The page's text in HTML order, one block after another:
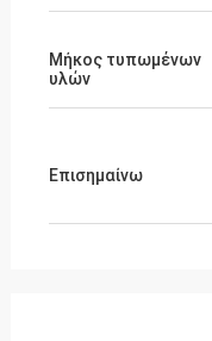
Μήκος τυπωμένων
υλών
Επισημαίνω